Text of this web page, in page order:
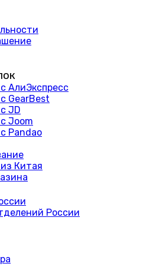
АлиЭкспресс
GearBest
JD
Joom
Pandao
Китая
России